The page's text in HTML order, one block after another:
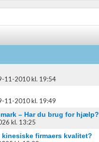
11-2010 kl. 19:54
11-2010 kl. 19:49
– Har du brug for hjælp?
kl. 13:25
firmaers kvalitet?